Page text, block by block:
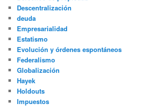
Descentralización
deuda
Empresarialidad
Estatismo
Evolución y órdenes espontáneos
Federalismo
Globalización
Hayek
Holdouts
Impuestos